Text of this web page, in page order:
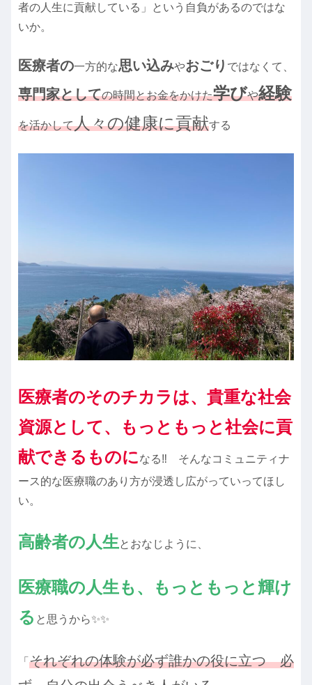
者の人生に貢献している」という自負があるのではな
いか。
医療者の一方的な思い込みやおごり ではなくて、
専門家としての時間とお金をかけた学びや経験
を活かして人々の健康に貢献する
医療者のそのチカラは、貴重な社会
資源として、もっともっと社会に貢
献できるものになる‼ そんなコミュニティナ
ース的な医療職のあり方が浸透し広がっていってほし
い。
高齢者の人生とおなじように、
医療職の人生も、もっともっと輝け
る と思うから✨✨
「 それぞれの体験が必ず誰かの役に立つ 必